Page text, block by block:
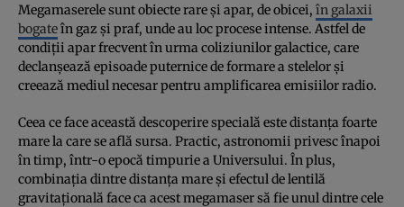
Megamaserele sunt obiecte rare și apar, de obicei, în galaxii
bogateîn gaz și praf, unde au loc procese intense. Astfel de
condiții apar frecvent în urma coliziunilor galactice, care
declanșează episoade puternice de formare a stelelor și
creează mediul necesar pentru amplificarea emisiilor radio.
Ceea ce face această descoperire specială este distanța foarte
mare la care se află sursa. Practic, astronomii privesc înapoi
în timp, într-o epocă timpurie a Universului. În plus,
combinația dintre distanța mare și efectul de lentilă
gravitațională face ca acest megamaser să fie unul dintre cele